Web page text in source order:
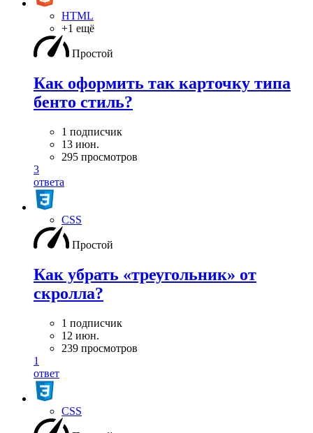
HTML
+1 ещё
Простой
Как оформить так карточку типа
бенто стиль?
1 подписчик
13 июн.
295 просмотров
3
ответа
CSS
Простой
Как убрать «треугольник» от
скролла?
1 подписчик
12 июн.
239 просмотров
1
ответ
CSS